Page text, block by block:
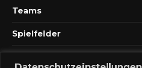
Teams
Spielfelder